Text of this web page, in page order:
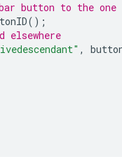
button to the
();
elsewhere
,